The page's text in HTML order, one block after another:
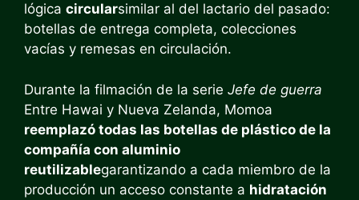
lógica circularsimilar al del lactario del pasado:
botellas de entrega completa, colecciones
vacías y remesas en circulación.
Durante la filmación de la serie Jefe de guerra
Entre Hawai y Nueva Zelanda, Momoa
reemplazó todas las botellas de plástico de la
compañía con aluminio
reutilizablegarantizando a cada miembro de la
producción un acceso constante a hidratación